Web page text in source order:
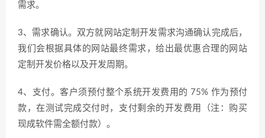
需求。
3、需求确认。双方就网站定制开发需求沟通确认完成后，
我们会根据具体的网站最终需求，给出最优惠合理的网站
定制开发价格以及开发周期。
4、支付。客户须预付整个系统开发费用的 75% 作为预付
款，在测试完成交付时，支付剩余的开发费用（注：购买
现成软件需全额付款）。